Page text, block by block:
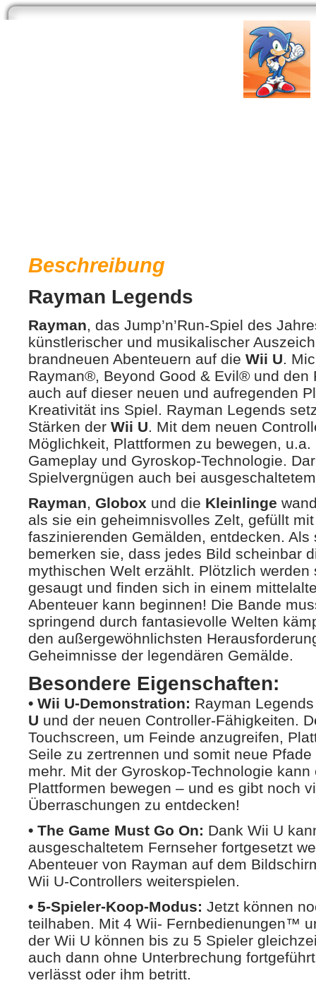
Beschreibung
Rayman Legends
Rayman, das Jump’n’Run-Spiel des
künstlerischer und musikalischer
brandneuen Abenteuern auf die Wii U.
Rayman®, Beyond Good & Evil® und den
auch auf dieser neuen und aufregenden
Kreativität ins Spiel. Rayman Legends
Stärken der Wii U. Mit dem neuen
Möglichkeit, Plattformen zu bewegen,
Gameplay und Gyroskop-Technologie.
Spielvergnügen auch bei
Rayman, Globox und die Kleinlinge
als sie ein geheimnisvolles Zelt, gefüllt
faszinierenden Gemälden, entdecken.
bemerken sie, dass jedes Bild scheinbar
mythischen Welt erzählt. Plötzlich
gesaugt und finden sich in einem
Abenteuer kann beginnen! Die Bande
springend durch fantasievolle Welten
den außergewöhnlichsten
Geheimnisse der legendären Gemälde.
Besondere Eigenschaften:
• Wii U-Demonstration: Rayman
U und der neuen Controller-Fähigkeiten.
Touchscreen, um Feinde anzugreifen,
Seile zu zertrennen und somit neue
mehr. Mit der Gyroskop-Technologie
Plattformen bewegen – und es gibt noch
Überraschungen zu entdecken!
• The Game Must Go On: Dank Wii U
ausgeschaltetem Fernseher fortgesetzt
Abenteuer von Rayman auf dem
Wii U-Controllers weiterspielen.
• 5-Spieler-Koop-Modus: Jetzt können
teilhaben. Mit 4 Wii- Fernbedienungen™
der Wii U können bis zu 5 Spieler
auch dann ohne Unterbrechung
verlässt oder ihm betritt.